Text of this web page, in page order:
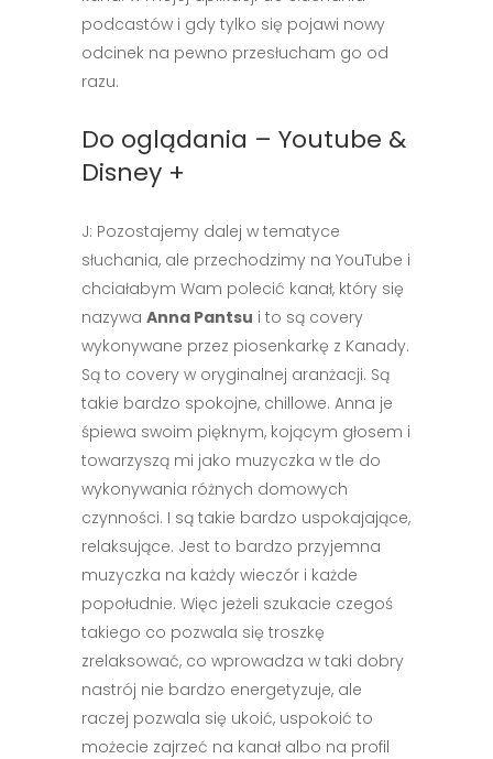
podcastów i gdy tylko się pojawi nowy
odcinek na pewno przesłucham go od
razu.
Do oglądania – Youtube &
Disney +
J: Pozostajemy dalej w tematyce
słuchania, ale przechodzimy na YouTube i
chciałabym Wam polecić kanał, który się
nazywa Anna Pantsu i to są covery
wykonywane przez piosenkarkę z Kanady.
Są to covery w oryginalnej aranżacji. Są
takie bardzo spokojne, chillowe. Anna je
śpiewa swoim pięknym, kojącym głosem i
towarzyszą mi jako muzyczka w tle do
wykonywania różnych domowych
czynności. I są takie bardzo uspokajające,
relaksujące. Jest to bardzo przyjemna
muzyczka na każdy wieczór i każde
popołudnie. Więc jeżeli szukacie czegoś
takiego co pozwala się troszkę
zrelaksować, co wprowadza w taki dobry
nastrój nie bardzo energetyzuje, ale
raczej pozwala się ukoić, uspokoić to
możecie zajrzeć na kanał albo na profil